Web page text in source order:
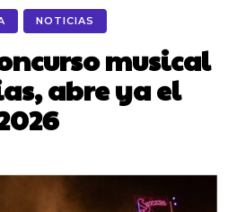
NOTICIAS
musical
abre ya el